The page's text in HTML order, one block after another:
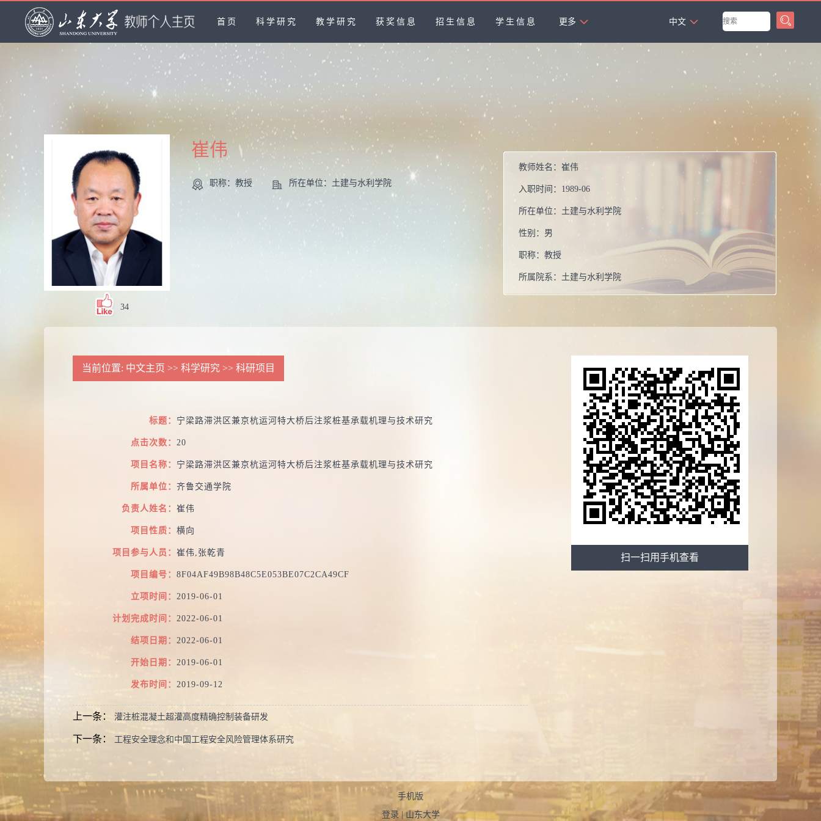
首页 科学研究 教学研究 获奖信息 招生信息 学生信息 更多
中文
34
崔伟
职称：教授 所在单位：土建与水利学院
教师姓名： 崔伟
入职时间： 1989-06
所在单位： 土建与水利学院
性别： 男
职称： 教授
所属院系： 土建与水利学院
当前位置: 中文主页 >> 科学研究 >> 科研项目
标题： 宁梁路滞洪区兼京杭运河特大桥后注浆桩基承载机理与技术研究
点击次数： 20
项目名称： 宁梁路滞洪区兼京杭运河特大桥后注浆桩基承载机理与技术研究
所属单位： 齐鲁交通学院
负责人姓名： 崔伟
项目性质： 横向
项目参与人员： 崔伟,张乾青
项目编号： 8F04AF49B98B48C5E053BE07C2CA49CF
立项时间： 2019-06-01
计划完成时间： 2022-06-01
结项日期： 2022-06-01
开始日期： 2019-06-01
发布时间： 2019-09-12
上一条： 灌注桩混凝土超灌高度精确控制装备研发
下一条： 工程安全理念和中国工程安全风险管理体系研究
扫一扫用手机查看
手机版
登录 |山东大学